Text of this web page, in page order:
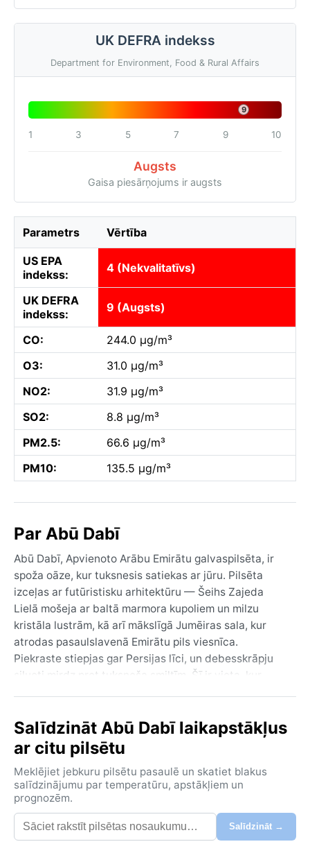
UK DEFRA indekss
Department for Environment, Food & Rural Affairs
9
1 3 5 7 9 10
Augsts
Gaisa piesārņojums ir augsts
Parametrs Vērtība
US EPA
indekss:
4 (Nekvalitatīvs)
UK DEFRA
indekss:
9 (Augsts)
CO:
244.0 µg/m³
O3:
31.0 µg/m³
NO2:
31.9 µg/m³
SO2:
8.8 µg/m³
PM2.5:
66.6 µg/m³
PM10:
135.5 µg/m³
Par Abū Dabī
Abū Dabī, Apvienoto Arābu Emirātu galvaspilsēta, ir
spoža oāze, kur tuksnesis satiekas ar jūru. Pilsēta
izceļas ar futūristisku arhitektūru — Šeihs Zajeda
Lielā mošeja ar baltā marmora kupoliem un milzu
kristāla lustrām, kā arī mākslīgā Jumēiras sala, kur
atrodas pasaulslavenā Emirātu pils viesnīca.
Piekraste stiepjas gar Persijas līci, un debesskrāpju
silueti mirdz pret tuksneša smiltīm. Šī ir vieta, kur
Klimats atbilst BWh (karstais tuksnesis) tipam —
vasara no maija līdz oktobrim ir nežēlīgi karsta,
temperatūrai regulāri pārsniedzot 40°C un naktīs
nokrītot tikai līdz 30°C. Mitrums no jūras padara
karstumu vēl smacīgāku, bet lietus praktiski nav —
gada nokrišņu daudzums ir zem 100 mm. Ziemā
(decembris–februāris) temperatūra ir patīkami maiga,
Salīdzināt Abū Dabī laikapstākļus
ar citu pilsētu
Meklējiet jebkuru pilsētu pasaulē un skatiet blakus
salīdzinājumu par temperatūru, apstākļiem un
prognozēm.
Salīdzināt →